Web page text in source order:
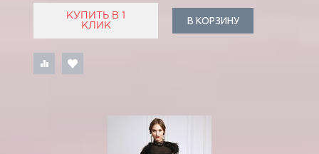
КУПИТЬ В 1
КЛИК
В КОРЗИНУ